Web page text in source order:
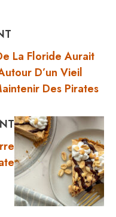
La Floride Aurait
D’un Vieil
Des Pirates